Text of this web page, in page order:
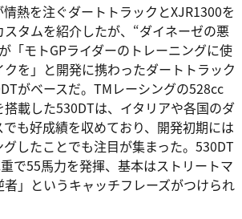
熱を注ぐダートトラックとXJR1300を
タムを紹介したが、“ダイネーゼの悪
「モトGPライダーのトレーニングに使
を」と開発に携わったダートトラック
がベースだ。TMレーシングの528cc
載した530DTは、イタリアや各国のダ
も好成績を収めており、開発初期には
したことでも注目が集まった。530DT
で55馬力を発揮、基本はストリートマ
」というキャッチフレーズがつけられ